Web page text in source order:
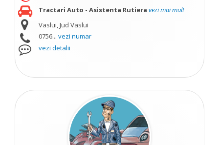
Tractari Auto - Asistenta Rutiera vezi mai mult
Vaslui, Jud Vaslui
0756... vezi numar
vezi detalii